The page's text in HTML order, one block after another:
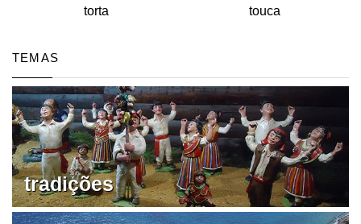
torta
touca
TEMAS
tradições